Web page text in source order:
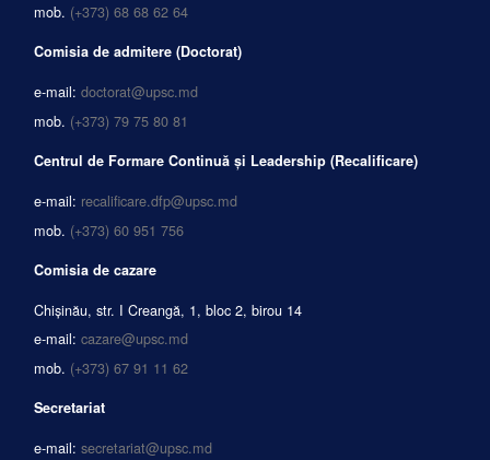
mob. (+373) 68 68 62 64
Comisia de admitere (Doctorat)
e-mail: doctorat@upsc.md
mob. (+373) 79 75 80 81
Centrul de Formare Continuă și Leadership (Recalificare)
e-mail: recalificare.dfp@upsc.md
mob. (+373) 60 951 756
Comisia de cazare
Chișinău, str. I Creangă, 1, bloc 2, birou 14
e-mail: cazare@upsc.md
mob. (+373) 67 91 11 62
Secretariat
e-mail: secretariat@upsc.md